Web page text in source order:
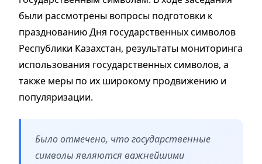
были рассмотрены вопросы подготовки к
празднованию Дня государственных символов
Республики Казахстан, результаты мониторинга
использования государственных символов, а
также меры по их широкому продвижению и
популяризации.
Было отмечено, что государственные
символы являются важнейшими